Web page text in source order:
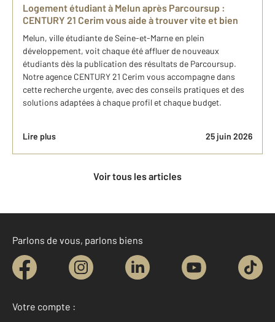
Logement étudiant à Melun après Parcoursup :
CENTURY 21 Cerim vous aide à trouver vite et bien
Melun, ville étudiante de Seine-et-Marne en plein
développement, voit chaque été affluer de nouveaux
étudiants dès la publication des résultats de Parcoursup.
Notre agence CENTURY 21 Cerim vous accompagne dans
cette recherche urgente, avec des conseils pratiques et des
solutions adaptées à chaque profil et chaque budget.
Lire plus 25 juin 2026
Voir tous les articles
Parlons de vous, parlons biens
Votre compte :